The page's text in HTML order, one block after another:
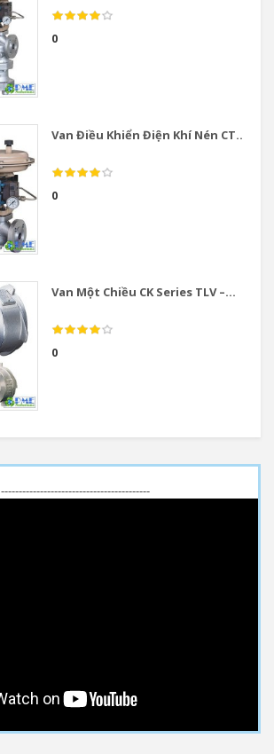
0
Van Điều Khiển Điện Khí Nén CT...
0
Van Một Chiều CK Series TLV –...
0
------------------------------------------